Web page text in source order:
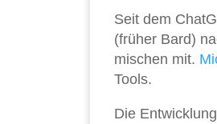
Seit dem
(früher Bard)
mischen mit.
Tools.
Die